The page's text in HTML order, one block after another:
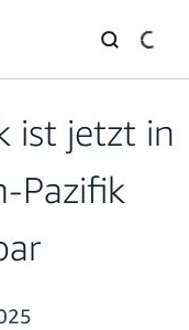
ist jetzt in
Pazifik